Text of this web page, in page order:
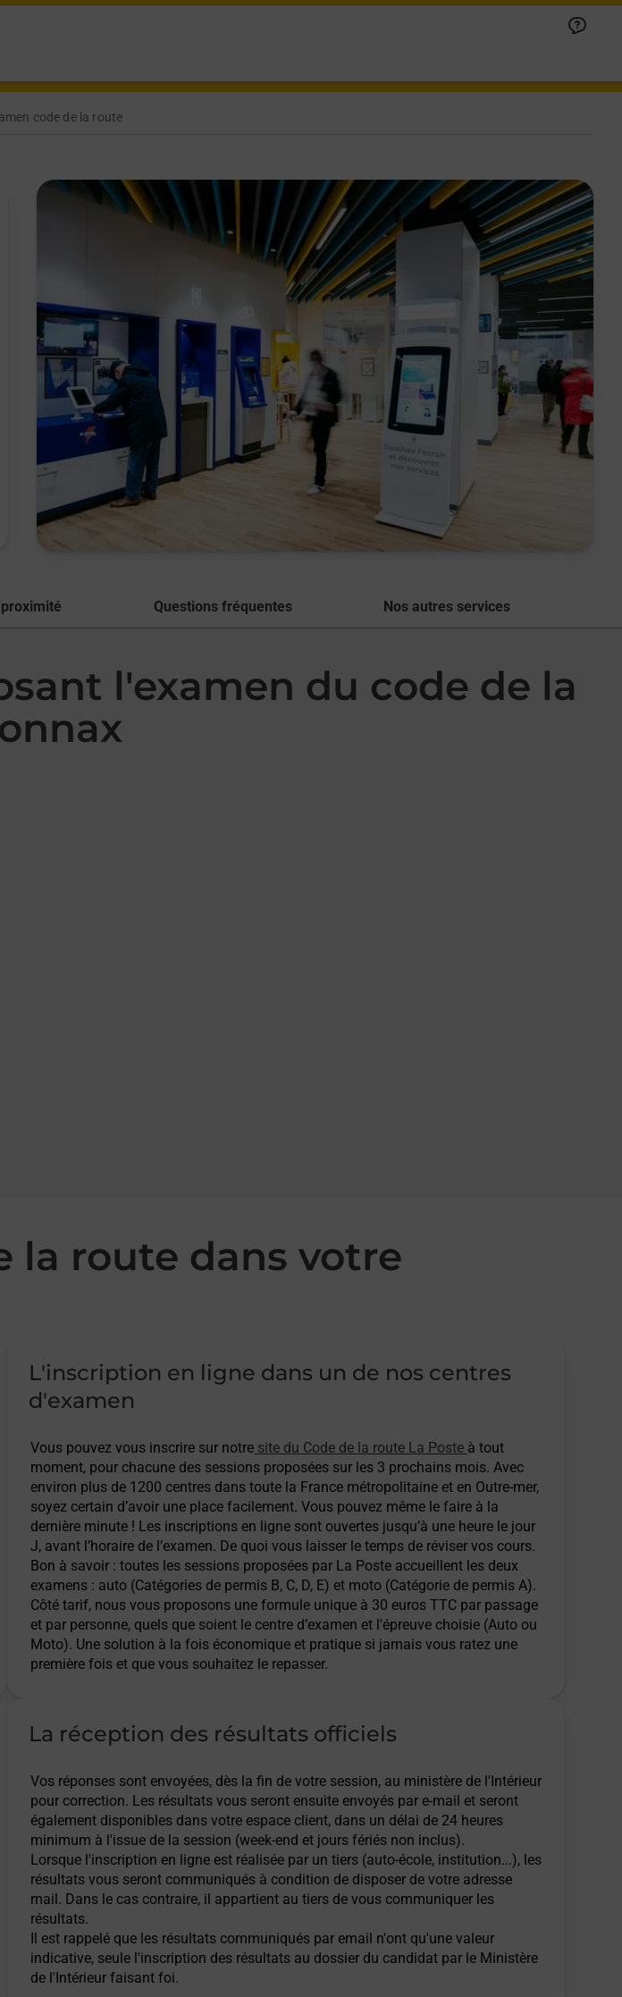
code de la route
Questions fréquentes Nos autres services
l'examen du code de la
la route dans votre
L'inscription en ligne dans un de nos centres
d'examen
Vous pouvez vous inscrire sur notre site du Code de la route La Poste à tout
moment, pour chacune des sessions proposées sur les 3 prochains mois. Avec
environ plus de 1200 centres dans toute la France métropolitaine et en Outre-mer,
soyez certain d’avoir une place facilement. Vous pouvez même le faire à la
dernière minute ! Les inscriptions en ligne sont ouvertes jusqu’à une heure le jour
J, avant l’horaire de l’examen. De quoi vous laisser le temps de réviser vos cours.
Bon à savoir : toutes les sessions proposées par La Poste accueillent les deux
examens : auto (Catégories de permis B, C, D, E) et moto (Catégorie de permis A).
Côté tarif, nous vous proposons une formule unique à 30 euros TTC par passage
et par personne, quels que soient le centre d’examen et l'épreuve choisie (Auto ou
Moto). Une solution à la fois économique et pratique si jamais vous ratez une
première fois et que vous souhaitez le repasser.
La réception des résultats officiels
Vos réponses sont envoyées, dès la fin de votre session, au ministère de l'Intérieur
pour correction. Les résultats vous seront ensuite envoyés par e-mail et seront
également disponibles dans votre espace client, dans un délai de 24 heures
minimum à l'issue de la session (week-end et jours fériés non inclus).
Lorsque l'inscription en ligne est réalisée par un tiers (auto-école, institution...), les
résultats vous seront communiqués à condition de disposer de votre adresse
mail. Dans le cas contraire, il appartient au tiers de vous communiquer les
résultats.
Il est rappelé que les résultats communiqués par email n'ont qu'une valeur
indicative, seule l'inscription des résultats au dossier du candidat par le Ministère
de l'Intérieur faisant foi.